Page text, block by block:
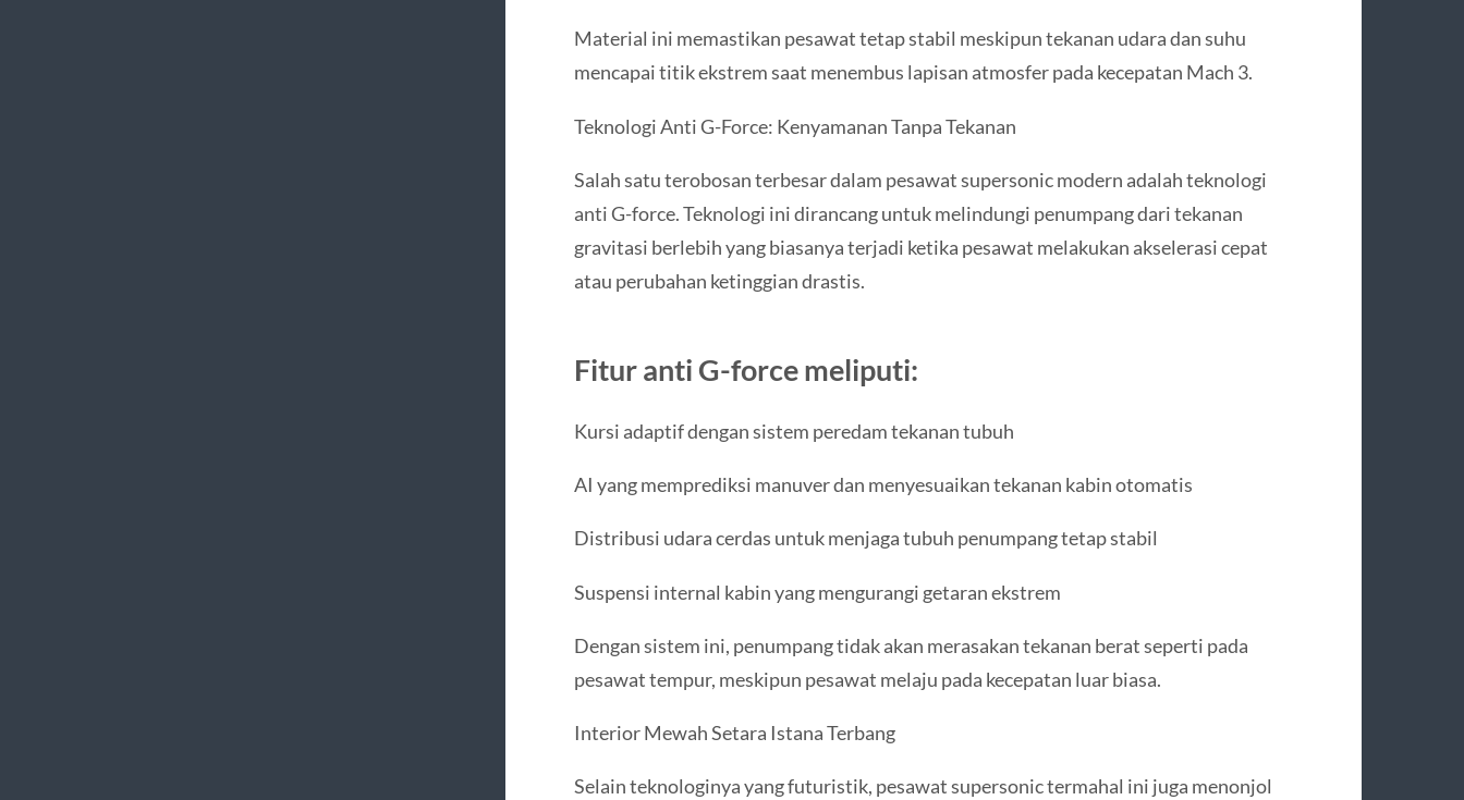
Material ini memastikan pesawat tetap stabil meskipun tekanan udara dan suhu
mencapai titik ekstrem saat menembus lapisan atmosfer pada kecepatan Mach 3.
Teknologi Anti G-Force: Kenyamanan Tanpa Tekanan
Salah satu terobosan terbesar dalam pesawat supersonic modern adalah teknologi
anti G-force. Teknologi ini dirancang untuk melindungi penumpang dari tekanan
gravitasi berlebih yang biasanya terjadi ketika pesawat melakukan akselerasi cepat
atau perubahan ketinggian drastis.
Fitur anti G-force meliputi:
Kursi adaptif dengan sistem peredam tekanan tubuh
AI yang memprediksi manuver dan menyesuaikan tekanan kabin otomatis
Distribusi udara cerdas untuk menjaga tubuh penumpang tetap stabil
Suspensi internal kabin yang mengurangi getaran ekstrem
Dengan sistem ini, penumpang tidak akan merasakan tekanan berat seperti pada
pesawat tempur, meskipun pesawat melaju pada kecepatan luar biasa.
Interior Mewah Setara Istana Terbang
Selain teknologinya yang futuristik, pesawat supersonic termahal ini juga menonjol